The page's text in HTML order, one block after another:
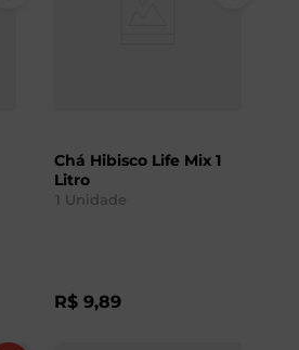
Chá Hibisco Life Mix 1
Litro
1 Unidade
R$ 9,89